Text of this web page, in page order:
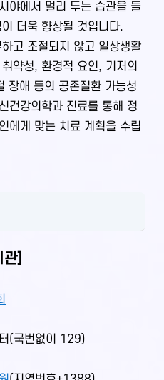
야에서 멀리 두는 습관을 들
더욱 향상될 것입니다.
고 조절되지 않고 일상생활
약성, 환경적 요인, 기저의
장애 등의 공존질환 가능성
건강의학과 진료를 통해 정
에게 맞는 치료 계획을 수립
]
(국번없이 129)